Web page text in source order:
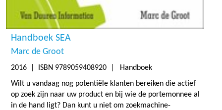
Handboek SEA
Marc de Groot
2016 | ISBN 9789059408920 | Handboek
Wilt u vandaag nog potentiële klanten bereiken die actief
op zoek zijn naar uw product en bij wie de portemonnee al
in de hand ligt? Dan kunt u niet om zoekmachine-